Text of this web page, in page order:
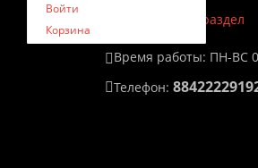
Войти
Корзина
Персональный раздел
Время работы: ПН-ВС
Телефон: